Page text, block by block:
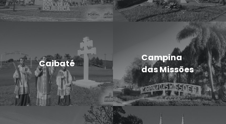
Caibaté
Campina
das Missões